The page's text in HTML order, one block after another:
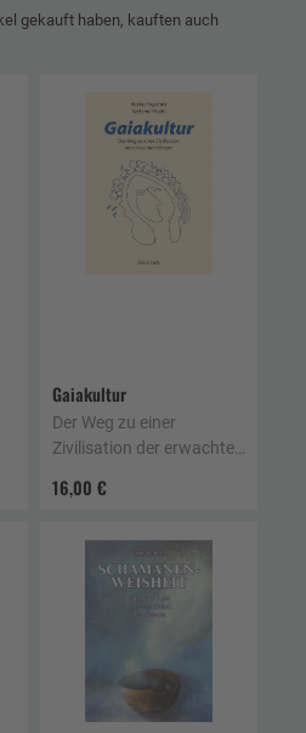
gekauft haben, kauften auch
Gaiakultur
16,00 €
Der Weg zu einer
Zivilisation der erwachten